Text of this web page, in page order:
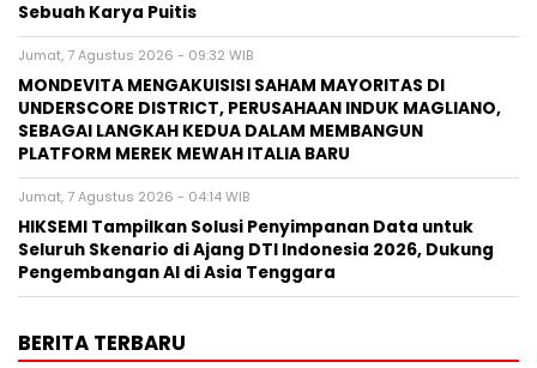
Sebuah Karya Puitis
Jumat, 7 Agustus 2026 - 09:32 WIB
MONDEVITA MENGAKUISISI SAHAM MAYORITAS DI
UNDERSCORE DISTRICT, PERUSAHAAN INDUK MAGLIANO,
SEBAGAI LANGKAH KEDUA DALAM MEMBANGUN
PLATFORM MEREK MEWAH ITALIA BARU
Jumat, 7 Agustus 2026 - 04:14 WIB
HIKSEMI Tampilkan Solusi Penyimpanan Data untuk
Seluruh Skenario di Ajang DTI Indonesia 2026, Dukung
Pengembangan AI di Asia Tenggara
BERITA TERBARU